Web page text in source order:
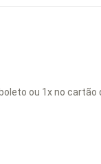
ou 1x no cartão